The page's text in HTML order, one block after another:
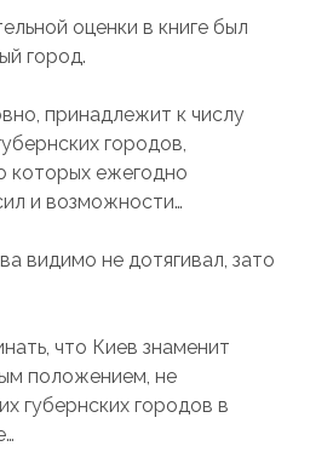
оценки в книге был
город.
принадлежит к числу
городов,
которых ежегодно
и возможности…
видимо не дотягивал, зато
что Киев знаменит
положением, не
губернских городов в